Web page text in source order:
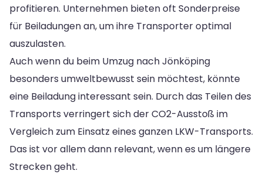
profitieren. Unternehmen bieten oft Sonderpreise
für Beiladungen an, um ihre Transporter optimal
auszulasten.
Auch wenn du beim Umzug nach Jönköping
besonders umweltbewusst sein möchtest, könnte
eine Beiladung interessant sein. Durch das Teilen des
Transports verringert sich der CO2-Ausstoß im
Vergleich zum Einsatz eines ganzen LKW-Transports.
Das ist vor allem dann relevant, wenn es um längere
Strecken geht.